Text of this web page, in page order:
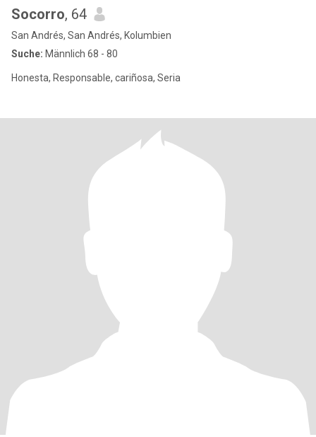
Socorro, 64
San Andrés, San Andrés, Kolumbien
Suche: Männlich 68 - 80
Honesta, Responsable, cariñosa, Seria